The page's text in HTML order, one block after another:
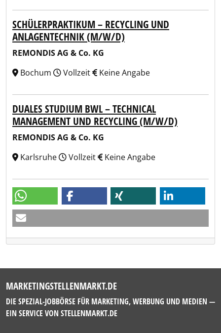
SCHÜLERPRAKTIKUM – RECYCLING UND
ANLAGENTECHNIK (M/W/D)
REMONDIS AG & Co. KG
Bochum
Vollzeit Keine Angabe
DUALES STUDIUM BWL – TECHNICAL
MANAGEMENT UND RECYCLING (M/W/D)
REMONDIS AG & Co. KG
Karlsruhe
Vollzeit Keine Angabe
MARKETINGSTELLENMARKT.DE
DIE SPEZIAL-JOBBÖRSE FÜR MARKETING, WERBUNG UND MEDIEN —
EIN SERVICE VON STELLENMARKT.DE